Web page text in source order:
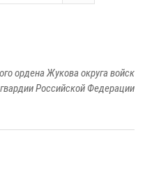
ордена Жукова округа войск
Российской Федерации